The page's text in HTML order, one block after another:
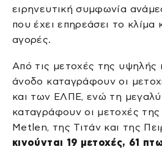
ειρηνευτική συμφωνία
που έχει επηρεάσει το κλίμα
αγορές.
Από τις μετοχές της υψηλής
άνοδο καταγράφουν οι
και των ΕΛΠΕ, ενώ τη
καταγράφουν οι μετοχές της
Metlen, της Τιτάν και της
κινούνται 19 μετοχές, 61